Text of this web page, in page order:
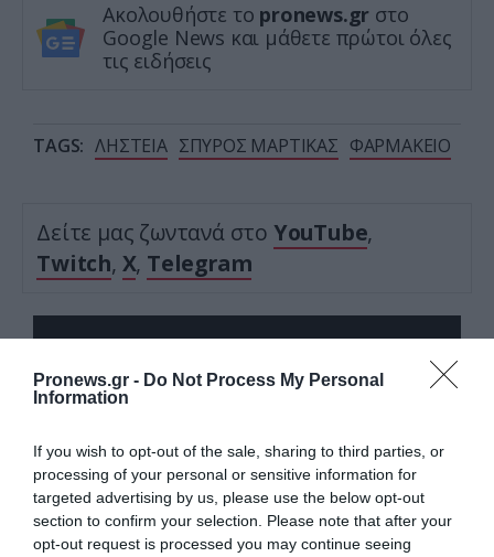
Pronews.gr - Do Not Process My Personal
Information
If you wish to opt-out of the sale, sharing to third parties, or
processing of your personal or sensitive information for
targeted advertising by us, please use the below opt-out
section to confirm your selection. Please note that after your
opt-out request is processed you may continue seeing
Ακολουθήστε το pronews.gr στο
Google News και μάθετε πρώτοι όλες
τις ειδήσεις
TAGS: ΛΗΣΤΕΙΑ ΣΠΥΡΟΣ ΜΑΡΤΙΚΑΣ ΦΑΡΜΑΚΕΙΟ
Δείτε μας ζωντανά στο YouTube,
Twitch, X, Telegram